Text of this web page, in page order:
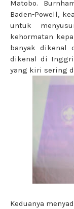
Matobo.
Baden-Powell,
untuk
kehormatan
banyak dikenal
dikenal di
yang kiri sering
Keduanya